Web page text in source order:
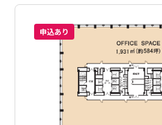
申込あり